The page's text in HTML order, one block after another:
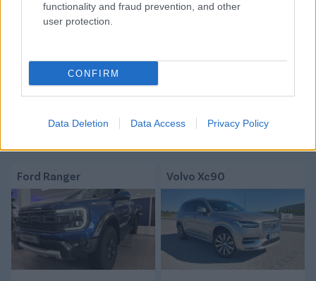
functionality and fraud prevention, and other
user protection.
CONFIRM
Data Deletion Data Access Privacy Policy
Link másolása Email küldés
#ZÁRT KAPU
#UEFA-BÜNTETÉS
Autópiac
Ford Ranger Volvo Xc90